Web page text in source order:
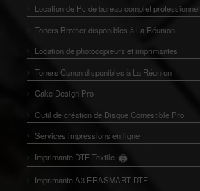
Location de Pc de bureau complet professionnel
Toners Brother disponibles à La Réunion
Location de photocopieurs et imprimantes
Toners Canon disponibles à La Réunion
Cake Design Pro
Outil de création de Disque Comestible Pro
Services impressions en ligne
Imprimante DTF Textile 🖨️
👕
Imprimante A3 ERASMART DTF